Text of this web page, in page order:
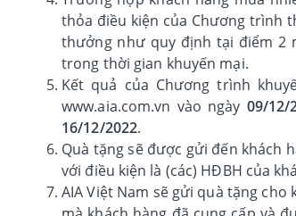
thỏa điều kiện của Chương trình
thưởng như quy định tại điểm 2
trong thời gian khuyến mại.
Kết quả của Chương trình
www.aia.com.vn vào ngày 09/12/
16/12/2022.
Quà tặng sẽ được gửi đến khách
với điều kiện là (các) HĐBH của
AIA Việt Nam sẽ gửi quà tặng